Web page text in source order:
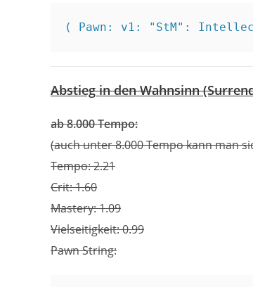
( Pawn: v1: "StM":
Abstieg in den Wahnsinn
ab 8.000 Tempo:
(auch unter 8.000 Tempo kann man
Tempo: 2.21
Crit: 1.60
Mastery: 1.09
Vielseitigkeit: 0.99
Pawn String: